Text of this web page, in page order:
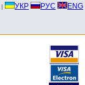
| УКР РУС ENG